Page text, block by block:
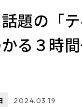
話題の「
る３時
2024.03.19